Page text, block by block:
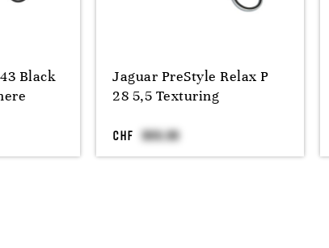
Black
Jaguar PreStyle Relax P
28 5,5 Texturing
CHF